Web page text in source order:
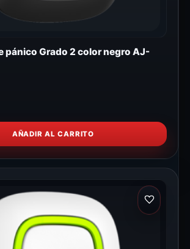
pánico Grado 2 color negro AJ-
AÑADIR AL CARRITO